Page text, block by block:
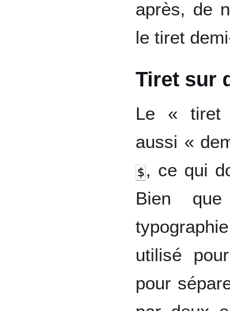
après, de
le tiret
Tiret sur
Le « tiret
aussi «
$ , ce qui
Bien
utilisé
pour